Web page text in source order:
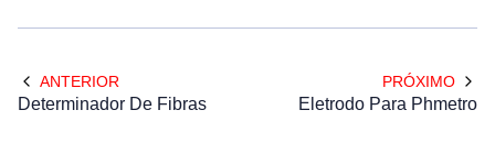
ANTERIOR
Determinador De Fibras
PRÓXIMO
Eletrodo Para Phmetro